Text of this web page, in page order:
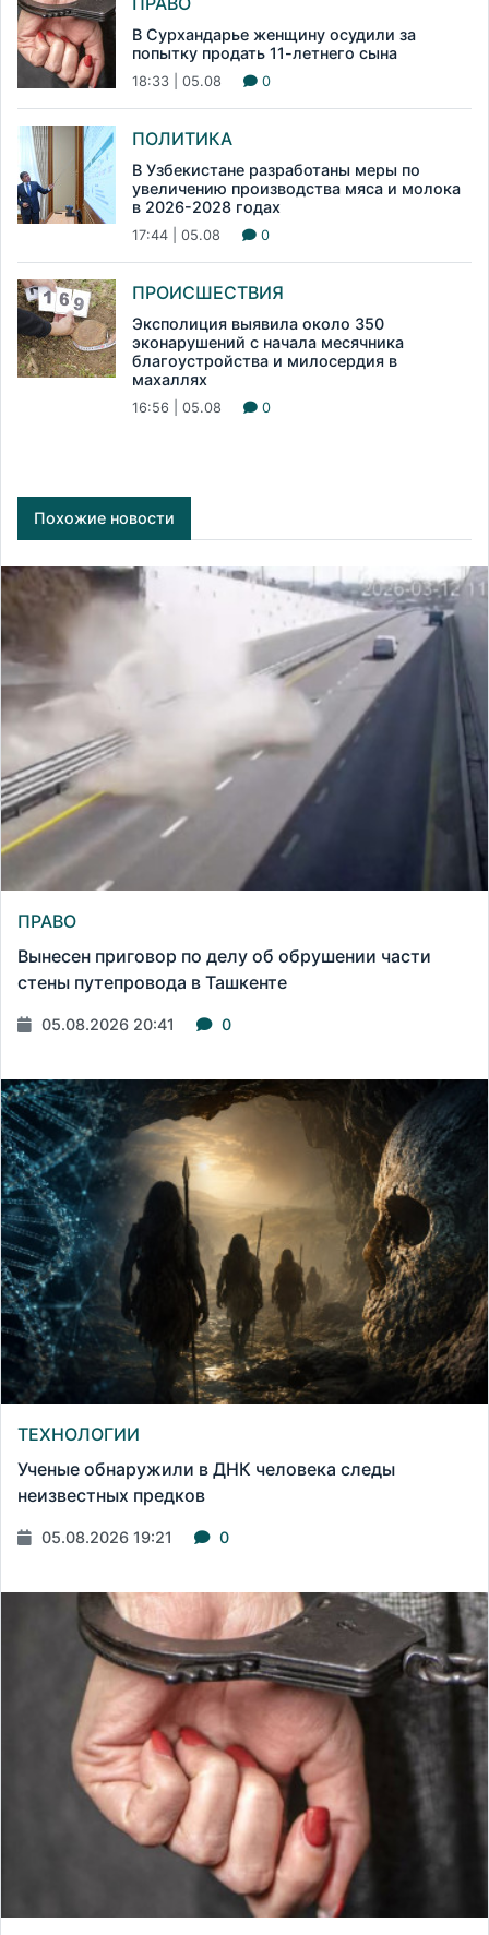
В Сурхандарье женщину осудили за
попытку продать 11-летнего сына
18:33 | 05.08 0
ПОЛИТИКА
В Узбекистане разработаны меры по
увеличению производства мяса и молока
в 2026-2028 годах
17:44 | 05.08 0
ПРОИСШЕСТВИЯ
Эксполиция выявила около 350
эконарушений с начала месячника
благоустройства и милосердия в
махаллях
16:56 | 05.08 0
Похожие новости
ПРАВО
Вынесен приговор по делу об обрушении части
стены путепровода в Ташкенте
05.08.2026 20:41 0
ТЕХНОЛОГИИ
Ученые обнаружили в ДНК человека следы
неизвестных предков
05.08.2026 19:21 0